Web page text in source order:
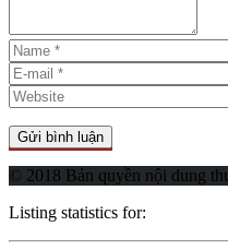
© 2018 Bản quyền nội dung
Listing statistics for: